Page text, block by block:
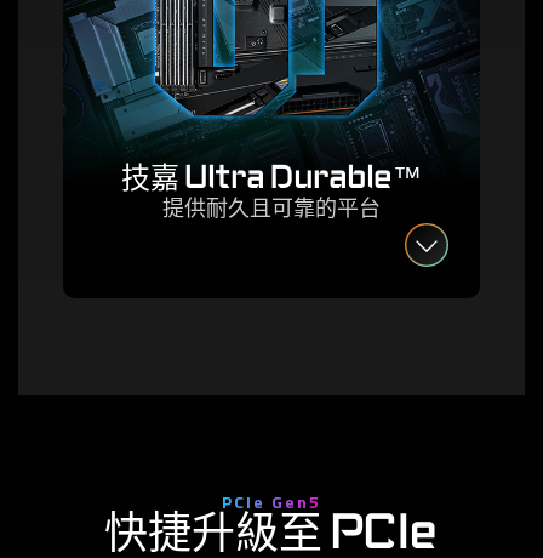
技嘉 Ultra Durable™
提供耐久且可靠的平台
PCIe Gen5
快捷升級至 PCIe